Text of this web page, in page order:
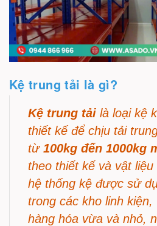
Kệ trung tải là gì?
Kệ trung tải là loại kệ
thiết kế để chịu tải
từ 100kg đến 1000kg
theo thiết kế và vật
hệ thống kệ được sử
trong các kho linh
hàng hóa vừa và nhỏ,